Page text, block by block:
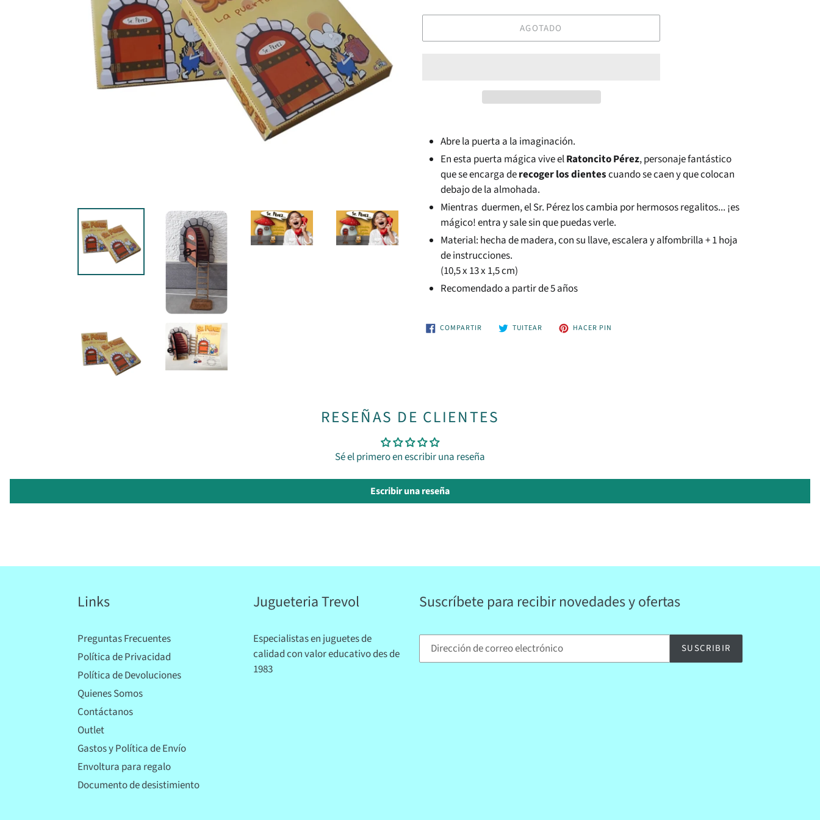
AGOTADO
Abre la puerta a la imaginación.
En esta puerta mágica vive elRatoncito Pérez, personaje fantástico
que se encarga derecoger los dientescuando se caen y que colocan
debajo de la almohada.
Mientras duermen, el Sr. Pérez los cambia por hermosos regalitos... ¡es
mágico! entra y sale sin que puedas verle.
Material: hecha de madera, con su llave, escalera y alfombrilla + 1 hoja
de instrucciones.
(10,5 x 13 x 1,5 cm)
Recomendado a partir de 5 años
COMPARTIRCOMPARTIR
EN
TUITEAR TUITEAR HACER PIN
RESEÑAS DE CLIENTES
Sé el primero en escribir una reseña
Escribir una reseña
Links
Preguntas Frecuentes
Política de Privacidad
Política de Devoluciones
Quienes Somos
Contáctanos
Outlet
Gastos y Política de Envío
Envoltura para regalo
Documento de desistimiento
Jugueteria Trevol
Especialistas en juguetes de
calidad con valor educativo des de
1983
Suscríbete para recibir novedades y ofertas
SUSCRIBIR